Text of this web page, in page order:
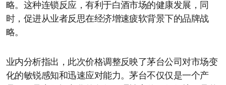
略。这种连锁反应，有利于白酒市场的健康发展，同
时，促进从业者反思在经济增速疲软背景下的品牌战
略。
业内分析指出，此次价格调整反映了茅台公司对市场变
化的敏锐感知和迅速应对能力。茅台不仅仅是一个产